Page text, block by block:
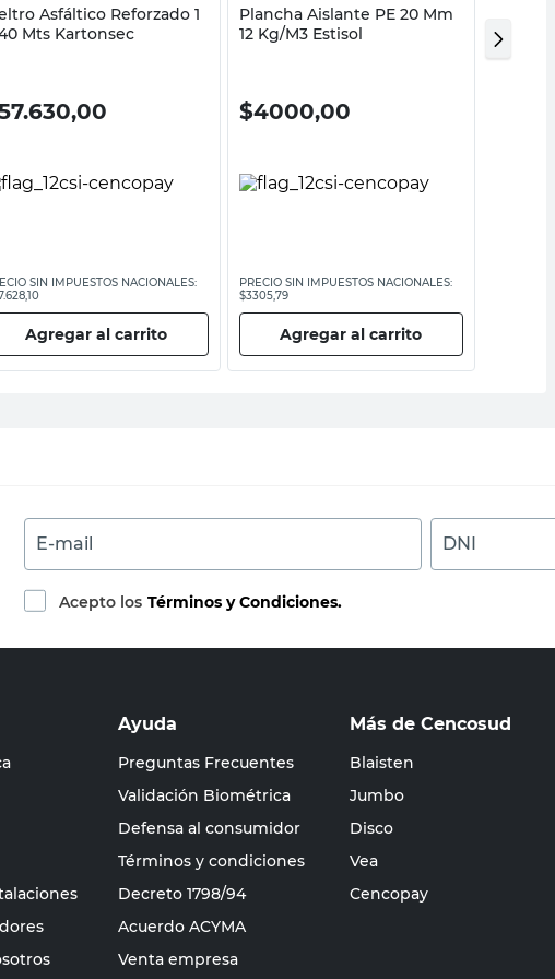
Asfáltico Reforzado 1
Mts Kartonsec
SIN IMPUESTOS NACIONALES:
Agregar al carrito
Plancha Aislante PE 20 Mm
12 Kg/M3 Estisol
$4000,00
PRECIO SIN IMPUESTOS NACIONALES:
$3305,79
Agregar al carrito
Cm
E-mail DNI
Acepto los Términos y Condiciones.
Ayuda
Preguntas Frecuentes
Validación Biométrica
Defensa al consumidor
Términos y condiciones
Decreto 1798/94
Acuerdo ACYMA
Venta empresa
Más de Cencosud
Blaisten
Jumbo
Disco
Vea
Cencopay